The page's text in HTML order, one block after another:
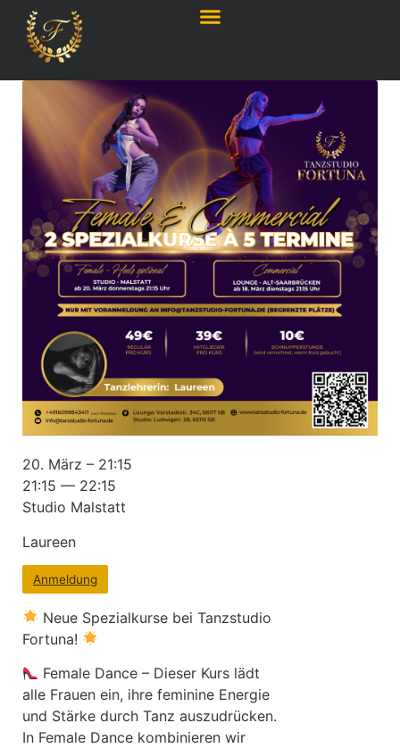
Neue Spezialkurse bei Tanzstudio
Fortuna!
Female Dance – Dieser Kurs lädt
alle Frauen ein, ihre feminine Energie
und Stärke durch Tanz auszudrücken.
In Female Dance kombinieren wir
20. März – 21:15
21:15 — 22:15
Studio Malstatt
Laureen
Anmeldung